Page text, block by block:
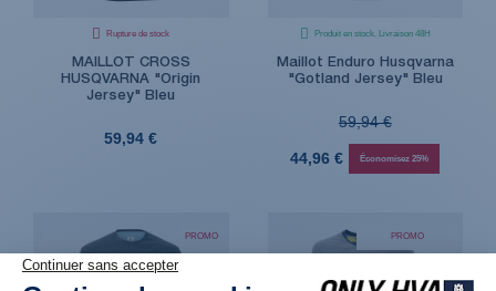
Rupture de stock
MAILLOT CROSS
HUSQVARNA "Origin
Jersey" Bleu
59,94 €
Produit en stock. Livraison 48H
Maillot Enduro Husqvarna
"Gotland Jersey" Bleu
59,94 €
44,96 € Économisez 25%
PROMO PROMO